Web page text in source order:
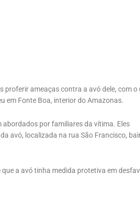
proferir ameaças contra a avó dele, com o
em Fonte Boa, interior do Amazonas.
por familiares da vítima. Eles
avó, localizada na rua São Francisco,
a avó tinha medida protetiva em